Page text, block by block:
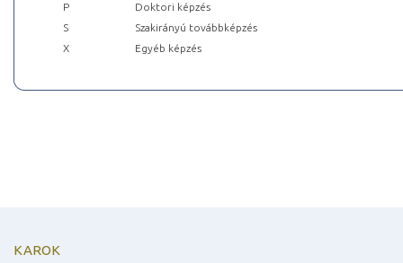
P
Doktori képzés
S
Szakirányú továbbképzés
X
Egyéb képzés
KAROK